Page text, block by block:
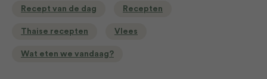
Recept van de dag Recepten
Thaise recepten Vlees
Wat eten we vandaag?